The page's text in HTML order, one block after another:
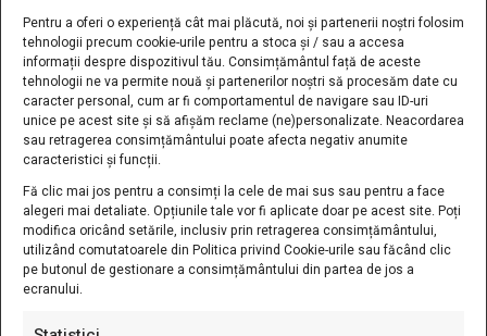
Pentru a oferi o experiență cât mai plăcută, noi și partenerii noștri folosim
tehnologii precum cookie-urile pentru a stoca și / sau a accesa
informații despre dispozitivul tău. Consimțământul față de aceste
tehnologii ne va permite nouă și partenerilor noștri să procesăm date cu
caracter personal, cum ar fi comportamentul de navigare sau ID-uri
unice pe acest site și să afișăm reclame (ne)personalizate. Neacordarea
sau retragerea consimțământului poate afecta negativ anumite
caracteristici și funcții.
Fă clic mai jos pentru a consimți la cele de mai sus sau pentru a face
alegeri mai detaliate. Opțiunile tale vor fi aplicate doar pe acest site. Poți
modifica oricând setările, inclusiv prin retragerea consimțământului,
utilizând comutatoarele din Politica privind Cookie-urile sau făcând clic
pe butonul de gestionare a consimțământului din partea de jos a
ecranului.
0746 245 743
contact@starbay.ro
LINK-URI UTILE
Verificare Cos
Cosul Meu
Favorite
Politica De Retur
Termeni Si Conditii
ANPC